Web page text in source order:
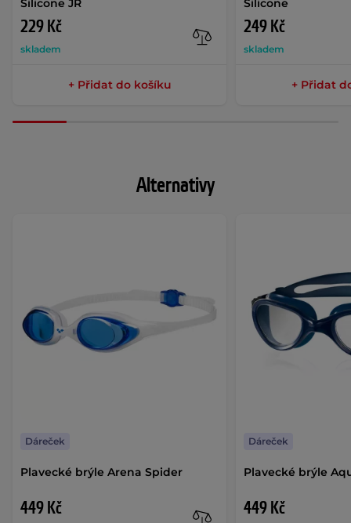
229 Kč
skladem
+ Přidat do košíku
249 Kč
skladem
+ Přidat
Alternativy
Plavecké brýle Arena Spider
449 Kč
Dáreček
Plavecké brýle
449 Kč
Dáreček